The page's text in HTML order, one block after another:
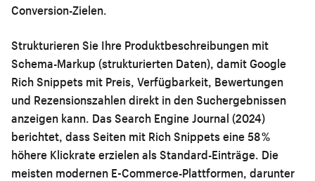
Conversion-Zielen.
Strukturieren Sie Ihre Produktbeschreibungen mit
Schema-Markup (strukturierten Daten), damit Google
Rich Snippets mit Preis, Verfügbarkeit, Bewertungen
und Rezensionszahlen direkt in den Suchergebnissen
anzeigen kann. Das Search Engine Journal (2024)
berichtet, dass Seiten mit Rich Snippets eine 58 %
höhere Klickrate erzielen als Standard-Einträge. Die
meisten modernen E-Commerce-Plattformen, darunter